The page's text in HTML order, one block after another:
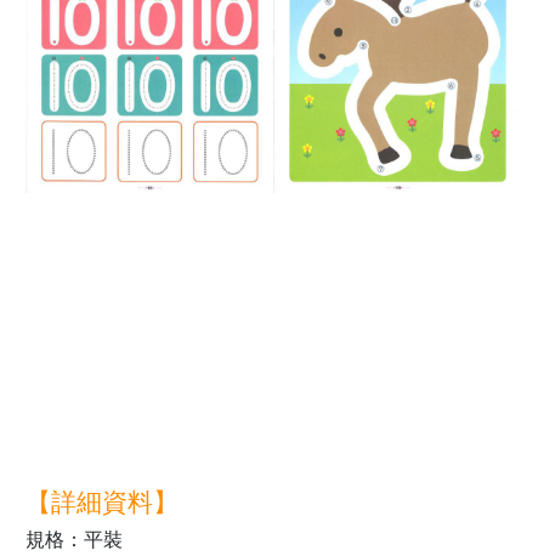
【詳細資料】
規格：平裝